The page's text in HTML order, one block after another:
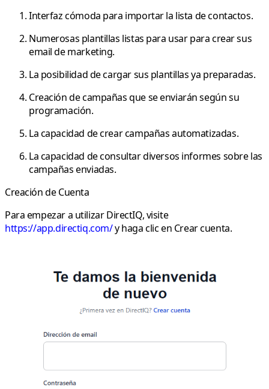
Interfaz cómoda para importar la lista de contactos.
Numerosas plantillas listas para usar para crear sus
email de marketing.
La posibilidad de cargar sus plantillas ya preparadas.
Creación de campañas que se enviarán según su
programación.
La capacidad de crear campañas automatizadas.
La capacidad de consultar diversos informes sobre las
campañas enviadas.
Creación de Cuenta
Para empezar a utilizar DirectIQ, visite
https://app.directiq.com/y haga clic en Crear cuenta.